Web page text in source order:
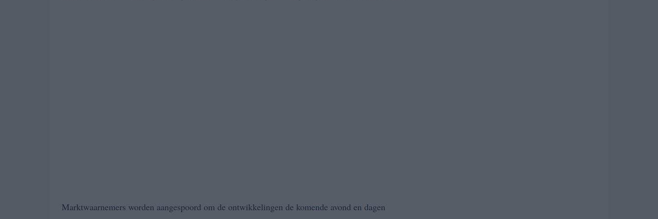
Marktwaarnemers worden aangespoord om de ontwikkelingen de komende avond en dagen